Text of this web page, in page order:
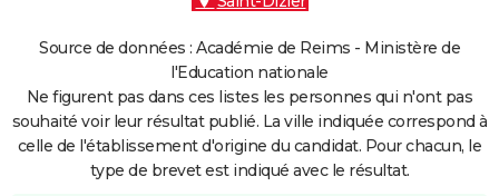
Source de données : Académie de Reims - Ministère de
l'Education nationale
Ne figurent pas dans ces listes les personnes qui n'ont pas
souhaité voir leur résultat publié. La ville indiquée correspond à
celle de l'établissement d'origine du candidat. Pour chacun, le
type de brevet est indiqué avec le résultat.